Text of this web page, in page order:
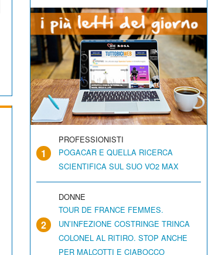
1
PROFESSIONISTI
POGACAR E QUELLA RICERCA
SCIENTIFICA SUL SUO VO2 MAX
2
DONNE
TOUR DE FRANCE FEMMES.
UN’INFEZIONE COSTRINGE TRINCA
COLONEL AL RITIRO. STOP ANCHE
PER MALCOTTI E CIABOCCO